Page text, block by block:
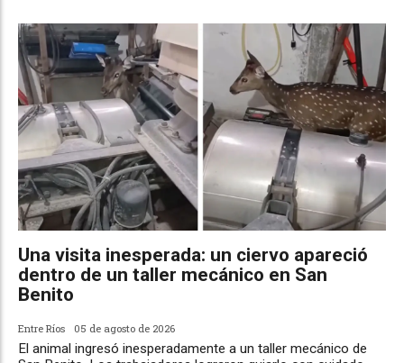
Una visita inesperada: un ciervo apareció
dentro de un taller mecánico en San
Benito
Entre Ríos 05 de agosto de 2026
El animal ingresó inesperadamente a un taller mecánico de